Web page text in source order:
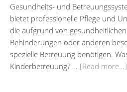
Gesundheits- und
bietet professionelle Pflege und
die aufgrund von
Behinderungen oder anderen
spezielle Betreuung benötigen.
Kinderbetreuung? … [Read more…]